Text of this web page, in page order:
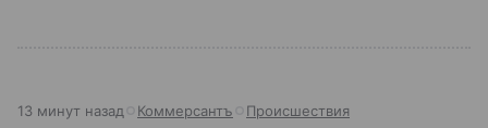
13 минут назад Коммерсантъ Происшествия